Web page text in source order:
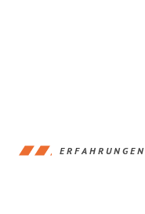
ERFAHRUNGEN